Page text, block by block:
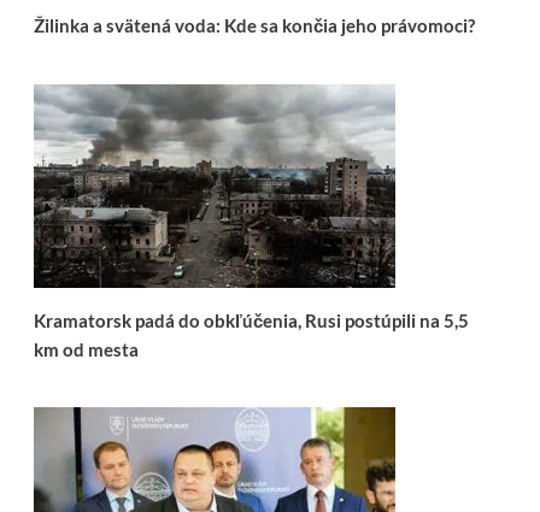
Žilinka a svätená voda: Kde sa končia jeho právomoci?
Kramatorsk padá do obkľúčenia, Rusi postúpili na 5,5
km od mesta